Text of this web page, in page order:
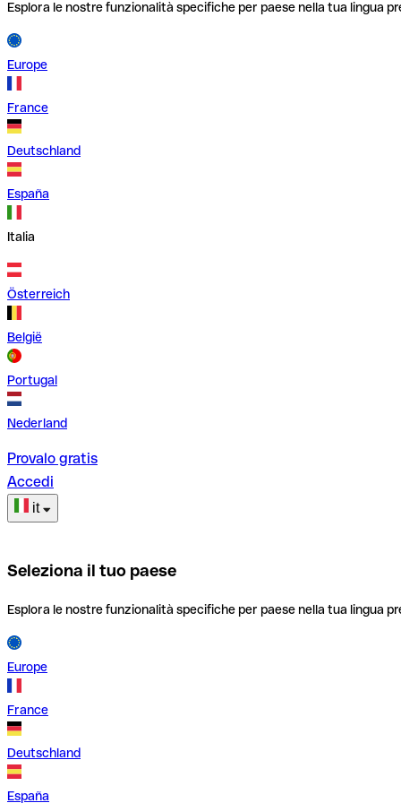
Esplora le nostre funzionalità specifiche per paese nella tua lingua
Europe
France
Deutschland
España
Italia
Österreich
België
Portugal
Nederland
Provalo gratis
Accedi
it
Seleziona il tuo paese
Esplora le nostre funzionalità specifiche per paese nella tua lingua
Europe
France
Deutschland
España